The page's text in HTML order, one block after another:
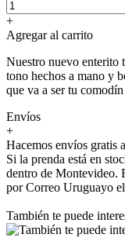
+
Agregar al carrito
Nuestro nuevo enterito
tono hechos a mano y
que va a ser tu
Envíos
+
Hacemos envíos gratis
Si la prenda está en
dentro de Montevideo.
por Correo Uruguayo
También te puede